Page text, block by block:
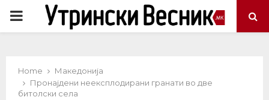
PRIMARY
Home
Македонија
Пронајдени неексплодирани гранати во две
битолски села